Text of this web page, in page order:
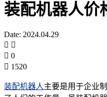
装配机器人价
Date: 2024.04.29
0
1520
装配机器人主要是用于企业